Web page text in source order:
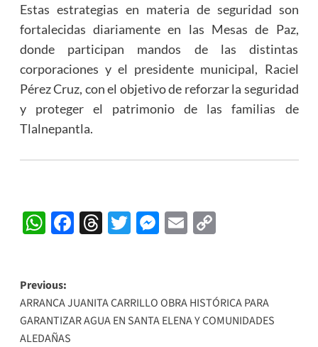
Estas estrategias en materia de seguridad son
fortalecidas diariamente en las Mesas de Paz,
donde participan mandos de las distintas
corporaciones y el presidente municipal, Raciel
Pérez Cruz, con el objetivo de reforzar la seguridad
y proteger el patrimonio de las familias de
Tlalnepantla.
WhatsApp
Facebook
Threads
Twitter
Messenger
EmailCopy
Post
navigation
Previous:
ARRANCA JUANITA CARRILLO OBRA HISTÓRICA PARA
GARANTIZAR AGUA EN SANTA ELENA Y COMUNIDADES
ALEDAÑAS